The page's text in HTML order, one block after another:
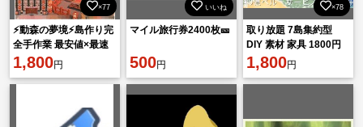
×77
⚡動森の夢境⚡島作り完
全手作業 最安値×最速
対応⭐Ver.3.0＆Switch2
対応
1,800円
いいね
マイル旅行券2400枚🎫
500円
×78
取り放題 7島集約型
DIY 素材 家具 1800円
あつ森 受付中
1,800円